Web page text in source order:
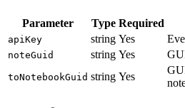
Parameter Type Required
apiKey string Yes
noteGuid string Yes
toNotebookGuid string Yes